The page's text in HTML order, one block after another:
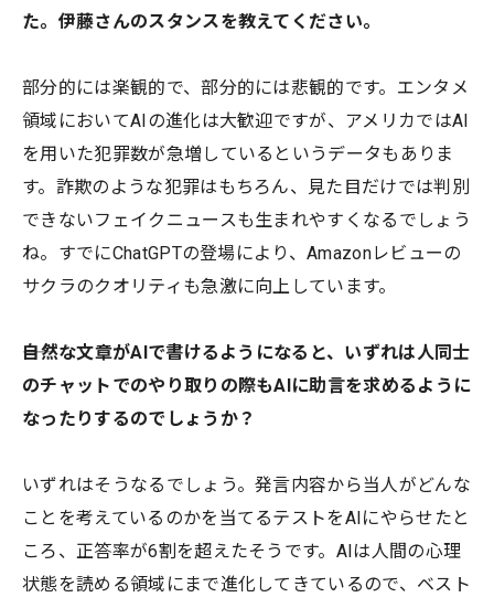
た。伊藤さんのスタンスを教えてください。
部分的には楽観的で、部分的には悲観的です。エンタメ
領域においてAIの進化は大歓迎ですが、アメリカではAI
を用いた犯罪数が急増しているというデータもありま
す。詐欺のような犯罪はもちろん、見た目だけでは判別
できないフェイクニュースも生まれやすくなるでしょう
ね。すでにChatGPTの登場により、Amazonレビューの
サクラのクオリティも急激に向上しています。
――自然な文章がAIで書けるようになると、いずれは人同士
のチャットでのやり取りの際もAIに助言を求めるように
なったりするのでしょうか？
いずれはそうなるでしょう。発言内容から当人がどんな
ことを考えているのかを当てるテストをAIにやらせたと
ころ、正答率が6割を超えたそうです。AIは人間の心理
状態を読める領域にまで進化してきているので、ベスト